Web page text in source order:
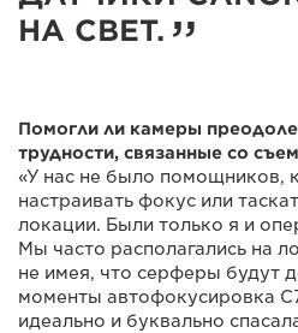
НА СВЕТ.
Помогли ли камеры
трудности, связанные со
«У нас не было помощников,
настраивать фокус или
локации. Были только я и
Мы часто располагались на
не имея, что серферы будут
моменты автофокусировка
идеально и буквально